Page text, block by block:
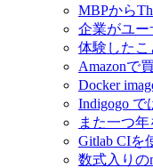
MBPから
企業がユー
体験したこ
Amazonで
Docker
Indigogo
また一つ
Gitlab CIを
数式入りの